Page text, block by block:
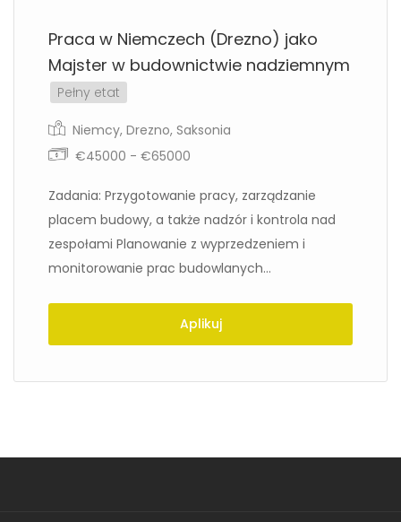
Praca w Niemczech (Drezno) jako
Majster w budownictwie nadziemnym
Pełny etat
Niemcy, Drezno, Saksonia
€45000 - €65000
Zadania: Przygotowanie pracy, zarządzanie
placem budowy, a także nadzór i kontrola nad
zespołami Planowanie z wyprzedzeniem i
monitorowanie prac budowlanych...
Aplikuj